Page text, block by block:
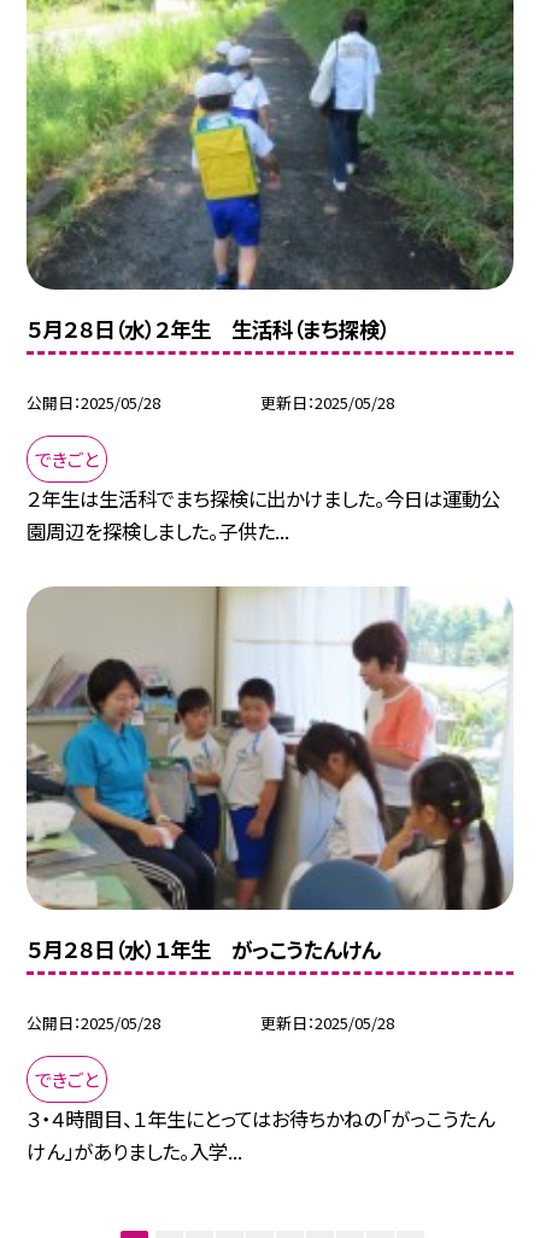
５月２８日（水）２年生 生活科（まち探検）
公開日 2025/05/28 更新日 2025/05/28
できごと
２年生は生活科でまち探検に出かけました。今日は運動公
園周辺を探検しました。子供た...
５月２８日（水）１年生 がっこうたんけん
公開日 2025/05/28 更新日 2025/05/28
できごと
３・４時間目、１年生にとってはお待ちかねの「がっこうたん
けん」がありました。入学...